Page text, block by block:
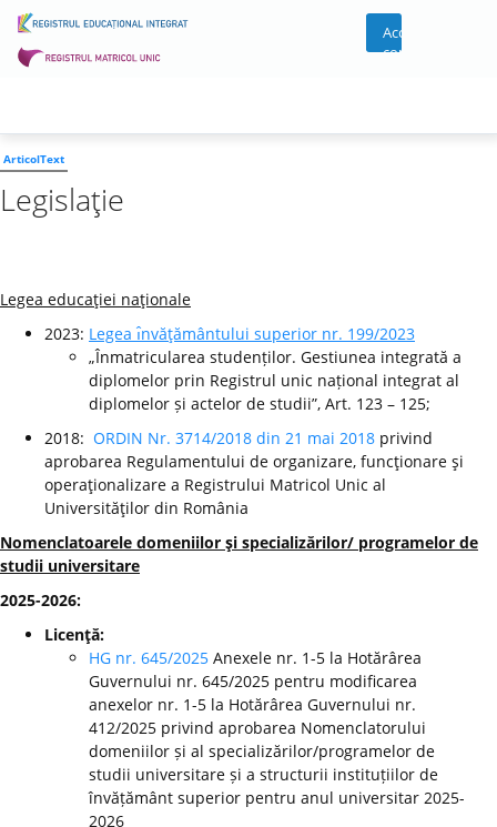
Acces
cont
ArticolText
Legislaţie
Legea educaţiei naţionale
2023: Legea ı̂nvăţământului superior nr. 199/2023
„Înmatricularea studenților. Gestiunea integrată a
diplomelor prin Registrul unic național integrat al
diplomelor și actelor de studii”, Art. 123 – 125;
2018: ORDIN Nr. 3714/2018 din 21 mai 2018 privind
aprobarea Regulamentului de organizare, funcţionare şi
operaţionalizare a Registrului Matricol Unic al
Universităţilor din România
Nomenclatoarele domeniilor şi specializărilor/ programelor de
studii universitare
2025-2026:
Licenţă:
HG nr. 645/2025 Anexele nr. 1-5 la Hotărârea
Guvernului nr. 645/2025 pentru modificarea
anexelor nr. 1-5 la Hotărârea Guvernului nr.
412/2025 privind aprobarea Nomenclatorului
domeniilor și al specializărilor/programelor de
studii universitare și a structurii instituțiilor de
învățământ superior pentru anul universitar 2025-
2026